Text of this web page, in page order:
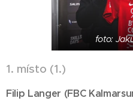
foto:
1. místo (1.)
Filip Langer (FBC